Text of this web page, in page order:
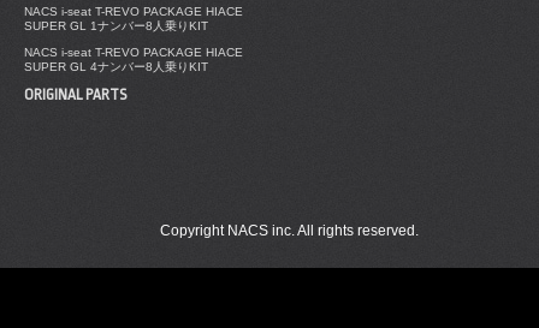
NACS i-seat T-REVO PACKAGE HIACE
SUPER GL 1ナンバー8人乗りKIT
NACS i-seat T-REVO PACKAGE HIACE
SUPER GL 4ナンバー8人乗りKIT
ORIGINAL PARTS
Copyright NACS inc. All rights reserved.